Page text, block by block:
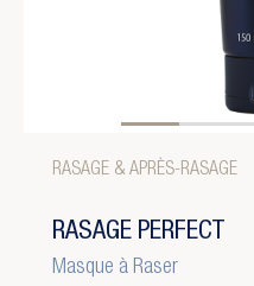
RASAGE & APRÈS-RASAGE
RASAGE PERFECT
Masque à Raser